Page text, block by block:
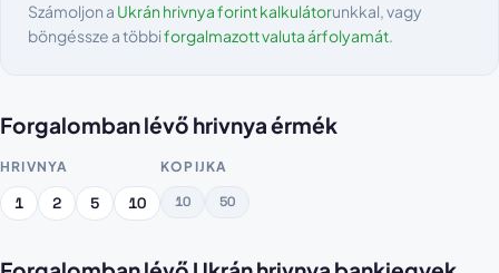
Számoljon a Ukrán hrivnya forint kalkulátorunkkal, vagy
böngéssze a többiforgalmazott valuta árfolyamát.
Forgalomban lévő hrivnya érmék
HRIVNYA
1 2 5 10
KOPIJKA
10 50